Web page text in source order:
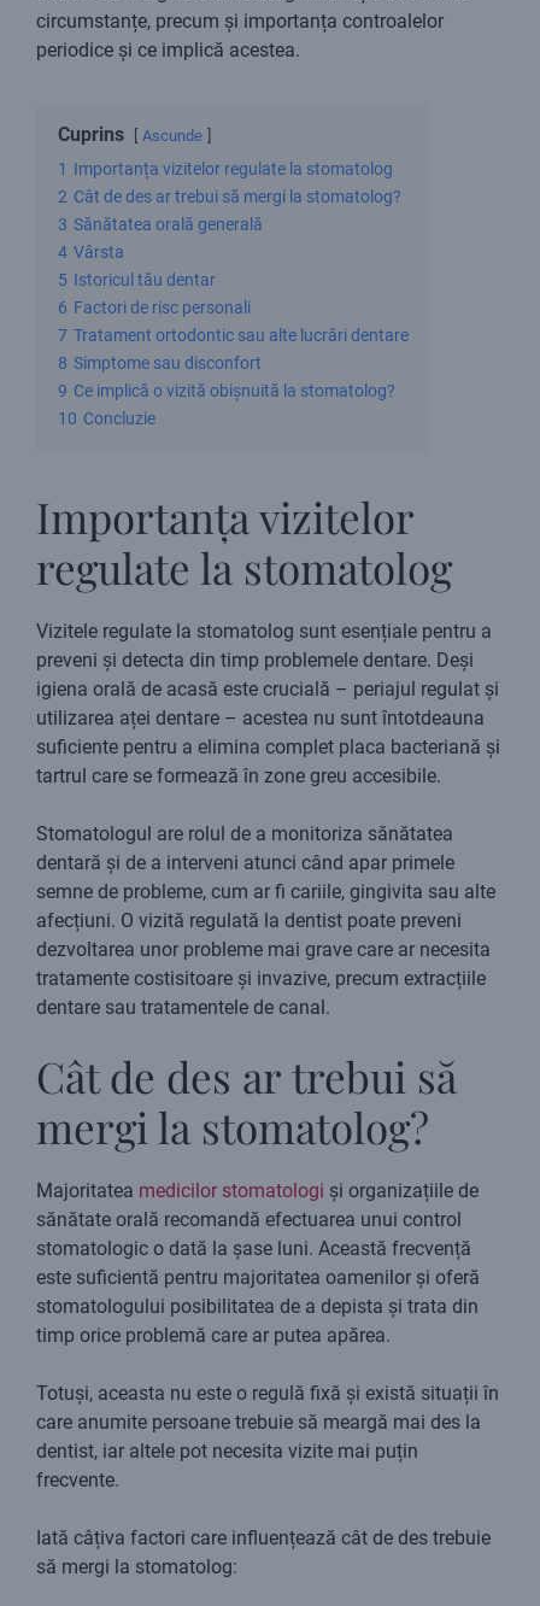
circumstanțe, precum și importanța controalelor
periodice și ce implică acestea.
Cuprins Ascunde
1 Importanța vizitelor regulate la stomatolog
2 Cât de des ar trebui să mergi la stomatolog?
3 Sănătatea orală generală
4 Vârsta
5 Istoricul tău dentar
6 Factori de risc personali
7 Tratament ortodontic sau alte lucrări dentare
8 Simptome sau disconfort
9 Ce implică o vizită obișnuită la stomatolog?
10 Concluzie
Importanța vizitelor
regulate la stomatolog
Vizitele regulate la stomatolog sunt esențiale pentru a
preveni și detecta din timp problemele dentare. Deși
igiena orală de acasă este crucială – periajul regulat și
utilizarea aței dentare – acestea nu sunt întotdeauna
suficiente pentru a elimina complet placa bacteriană și
tartrul care se formează în zone greu accesibile.
Stomatologul are rolul de a monitoriza sănătatea
dentară și de a interveni atunci când apar primele
semne de probleme, cum ar fi cariile, gingivita sau alte
afecțiuni. O vizită regulată la dentist poate preveni
dezvoltarea unor probleme mai grave care ar necesita
tratamente costisitoare și invazive, precum extracțiile
dentare sau tratamentele de canal.
Cât de des ar trebui să
mergi la stomatolog?
Majoritatea medicilor stomatologi și organizațiile de
sănătate orală recomandă efectuarea unui control
stomatologic o dată la șase luni. Această frecvență
este suficientă pentru majoritatea oamenilor și oferă
stomatologului posibilitatea de a depista și trata din
timp orice problemă care ar putea apărea.
Totuși, aceasta nu este o regulă fixă și există situații în
care anumite persoane trebuie să meargă mai des la
dentist, iar altele pot necesita vizite mai puțin
frecvente.
Iată câțiva factori care influențează cât de des trebuie
să mergi la stomatolog: